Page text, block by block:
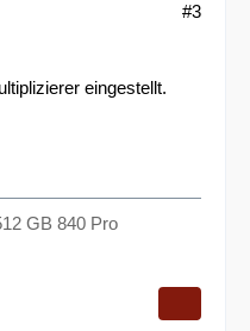
#3
eingestellt.
GB 840 Pro